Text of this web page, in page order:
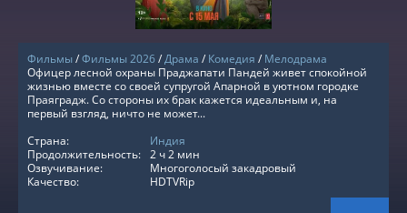
Фильмы/Фильмы 2026/Драма / Комедия / Мелодрама
Офицер лесной охраны Праджапати Пандей живет спокойной
жизнью вместе со своей супругой Апарной в уютном городке
Праяградж. Со стороны их брак кажется идеальным и, на
первый взгляд, ничто не может...
Страна:
Индия
Продолжительность: 2 ч 2 мин
Озвучивание:
Многоголосый закадровый
Качество:
HDTVRip